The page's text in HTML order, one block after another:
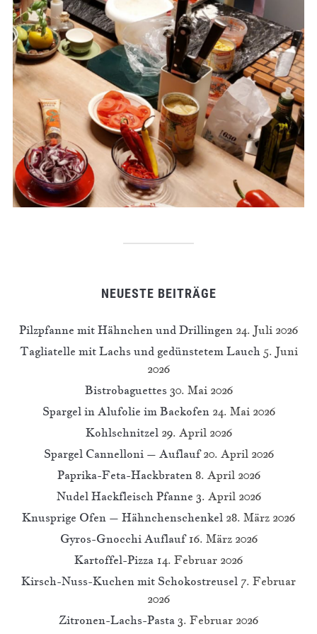
NEUESTE BEITRÄGE
Pilzpfanne mit Hähnchen und Drillingen 24. Juli 2026
Tagliatelle mit Lachs und gedünstetem Lauch 5. Juni
2026
Bistrobaguettes 30. Mai 2026
Spargel in Alufolie im Backofen 24. Mai 2026
Kohlschnitzel 29. April 2026
Spargel Cannelloni – Auflauf 20. April 2026
Paprika-Feta-Hackbraten 8. April 2026
Nudel Hackfleisch Pfanne 3. April 2026
Knusprige Ofen – Hähnchenschenkel 28. März 2026
Gyros-Gnocchi Auflauf 16. März 2026
Kartoffel-Pizza 14. Februar 2026
Kirsch-Nuss-Kuchen mit Schokostreusel 7. Februar
2026
Zitronen-Lachs-Pasta 3. Februar 2026